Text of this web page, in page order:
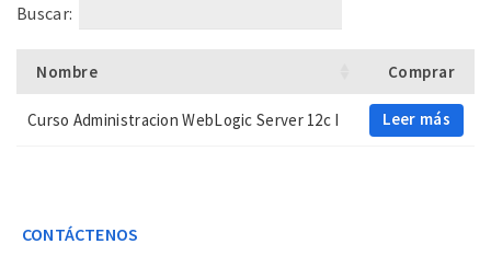
Buscar:
Nombre Comprar
Curso Administracion WebLogic Server 12c I Leer más
CONTÁCTENOS